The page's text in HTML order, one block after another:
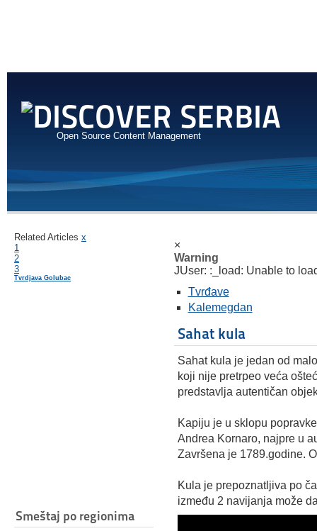
Open Source Content Management
Related Articles x
1
2
3
Tvrdjava Golubac
Smeštaj po regionima
×
Warning
JUser: :_load: Unable to
Tvrđave
Kalemegdan
Sahat kula
Sahat kula je jedan od
koji nije pretrpeo veća
predstavlja autentičan
Kapiju je u sklopu
Andrea Kornaro, najpre u
Završena je 1789.godine.
Kula je prepoznatljiva po
između 2 navijanja može